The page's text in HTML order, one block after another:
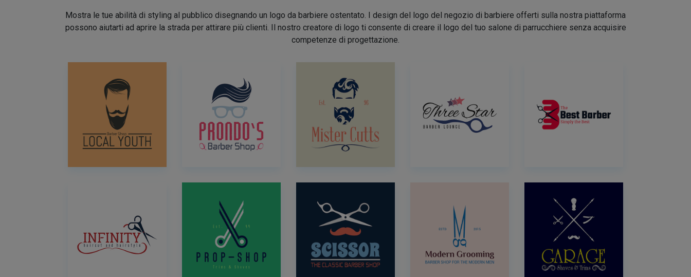
Mostra le tue abilità di styling al pubblico disegnando un logo da barbiere ostentato. I design del logo del negozio di barbiere offerti sulla nostra piattaforma
possono aiutarti ad aprire la strada per attirare più clienti. Il nostro creatore di logo ti consente di creare il logo del tuo salone di parrucchiere senza acquisire
competenze di progettazione.